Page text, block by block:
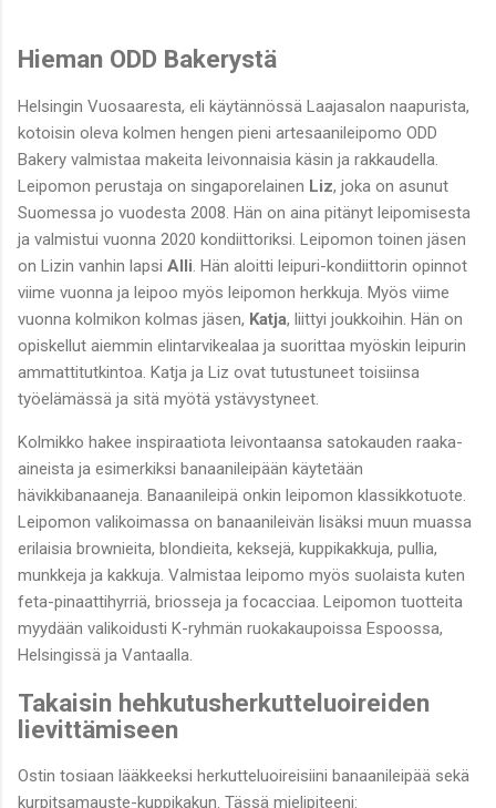
Hieman ODD Bakerystä
Helsingin Vuosaaresta, eli käytännössä Laajasalon naapurista,
kotoisin oleva kolmen hengen pieni artesaanileipomo ODD
Bakery valmistaa makeita leivonnaisia käsin ja rakkaudella.
Leipomon perustaja on singaporelainen Liz, joka on asunut
Suomessa jo vuodesta 2008. Hän on aina pitänyt leipomisesta
ja valmistui vuonna 2020 kondiittoriksi. Leipomon toinen jäsen
on Lizin vanhin lapsi Alli. Hän aloitti leipuri-kondiittorin opinnot
viime vuonna ja leipoo myös leipomon herkkuja. Myös viime
vuonna kolmikon kolmas jäsen, Katja, liittyi joukkoihin. Hän on
opiskellut aiemmin elintarvikealaa ja suorittaa myöskin leipurin
ammattitutkintoa. Katja ja Liz ovat tutustuneet toisiinsa
työelämässä ja sitä myötä ystävystyneet.
Kolmikko hakee inspiraatiota leivontaansa satokauden raaka-
aineista ja esimerkiksi banaanileipään käytetään
hävikkibanaaneja. Banaanileipä onkin leipomon klassikkotuote.
Leipomon valikoimassa on banaanileivän lisäksi muun muassa
erilaisia brownieita, blondieita, keksejä, kuppikakkuja, pullia,
munkkeja ja kakkuja. Valmistaa leipomo myös suolaista kuten
feta-pinaattihyrriä, briosseja ja focacciaa. Leipomon tuotteita
myydään valikoidusti K-ryhmän ruokakaupoissa Espoossa,
Helsingissä ja Vantaalla.
Takaisin hehkutusherkutteluoireiden
lievittämiseen
Ostin tosiaan lääkkeeksi herkutteluoireisiini banaanileipää sekä
kurpitsamauste-kuppikakun. Tässä mielipiteeni: